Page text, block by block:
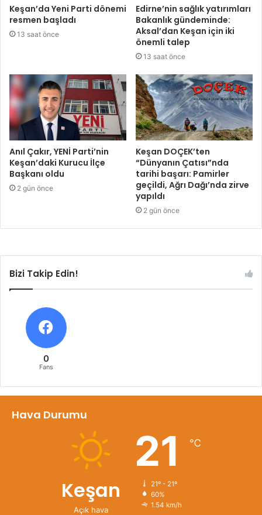
Keşan’da Yeni Parti dönemi
resmen başladı
13 saat önce
Edirne’nin sağlık yatırımları
Bakanlık gündeminde:
Aksal’dan Keşan için iki
önemli talep
13 saat önce
Anıl Çakır, YENİ Parti’nin
Keşan’daki Kurucu İlçe
Başkanı oldu
2 gün önce
Keşan DOÇEK’ten
“Dünyanın Çatısı”nda
tarihi başarı: Pamirler
geçildi, Ağrı Dağı’nda zirve
yapıldı
2 gün önce
Bizi Takip Edin!
0
Fans
Hava Durumu
Keşan
Açık hava
21 ℃
21º - 21º
60%
1.54 km/h